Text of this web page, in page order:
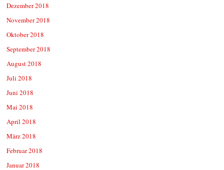
Dezember 2018
November 2018
Oktober 2018
September 2018
August 2018
Juli 2018
Juni 2018
Mai 2018
April 2018
März 2018
Februar 2018
Januar 2018